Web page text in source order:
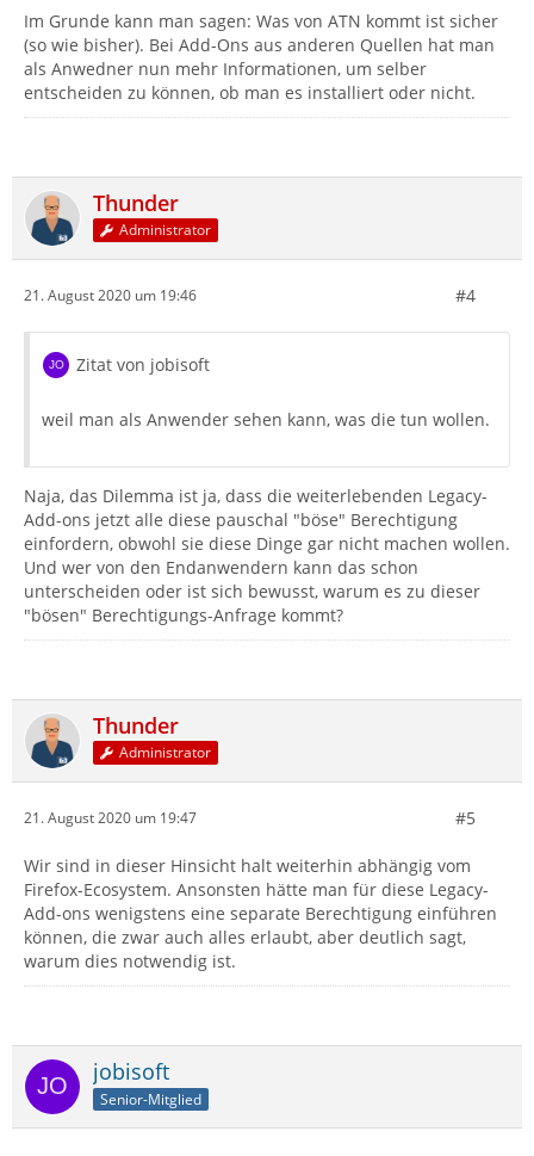
Im Grunde kann man sagen: Was von ATN kommt ist sicher
(so wie bisher). Bei Add-Ons aus anderen Quellen hat man
als Anwedner nun mehr Informationen, um selber
entscheiden zu können, ob man es installiert oder nicht.
Thunder
Administrator
21. August 2020 um 19:46 #4
Zitat von jobisoft
weil man als Anwender sehen kann, was die tun wollen.
Naja, das Dilemma ist ja, dass die weiterlebenden Legacy-
Add-ons jetzt alle diese pauschal "böse" Berechtigung
einfordern, obwohl sie diese Dinge gar nicht machen wollen.
Und wer von den Endanwendern kann das schon
unterscheiden oder ist sich bewusst, warum es zu dieser
"bösen" Berechtigungs-Anfrage kommt?
Thunder
Administrator
21. August 2020 um 19:47 #5
Wir sind in dieser Hinsicht halt weiterhin abhängig vom
Firefox-Ecosystem. Ansonsten hätte man für diese Legacy-
Add-ons wenigstens eine separate Berechtigung einführen
können, die zwar auch alles erlaubt, aber deutlich sagt,
warum dies notwendig ist.
jobisoft
Senior-Mitglied